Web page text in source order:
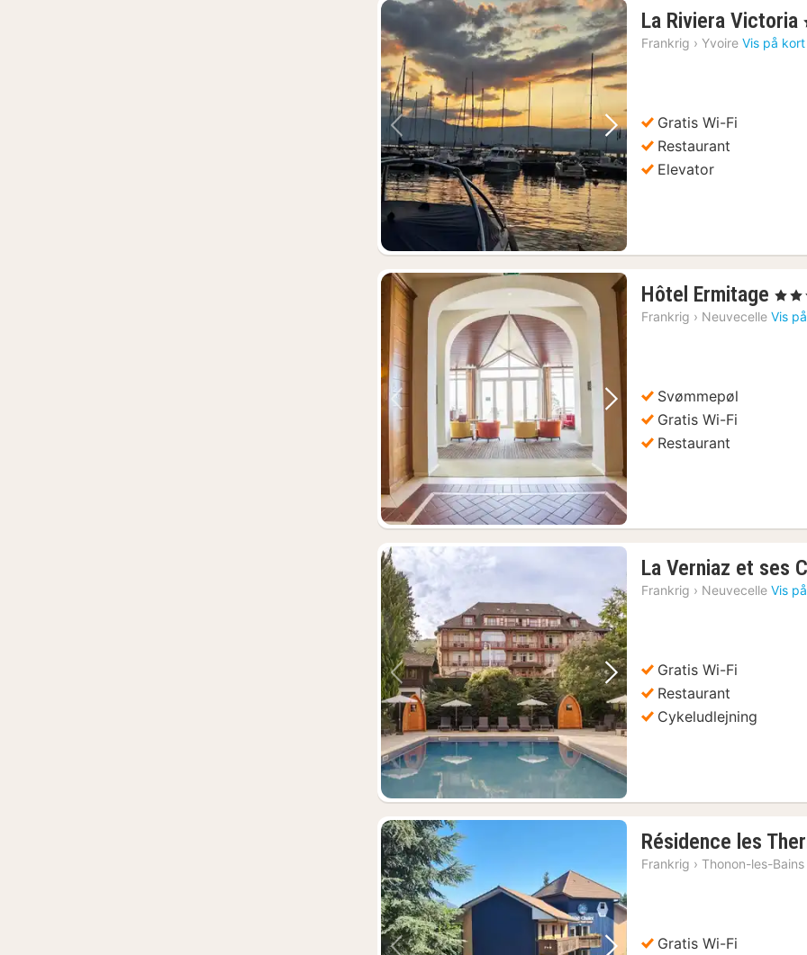
Forrige billede Næste billede
La Riviera Victoria
Frankrig › Yvoire Vis på kort
Gratis Wi-Fi
Restaurant
Elevator
Forrige billede Næste billede
Hôtel Ermitage 1
nat
, 4
Frankrig › Neuvecelle Vis
Svømmepøl
Gratis Wi-Fi
Restaurant
Forrige billede Næste billede
La Verniaz et ses
Frankrig › Neuvecelle Vis
Gratis Wi-Fi
Restaurant
Cykeludlejning
Résidence les
Frankrig › Thonon-les-Bains
Gratis Wi-Fi